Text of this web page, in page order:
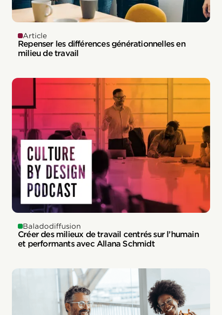
Article
Repenser les différences générationnelles en
milieu de travail
Baladodiffusion
Créer des milieux de travail centrés sur l’humain
et performants avec Allana Schmidt